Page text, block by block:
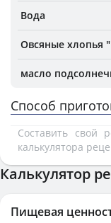
Вода
Овсяные хлопья
масло
Способ
Составить
калькулятора
Калькулятор
Пищевая